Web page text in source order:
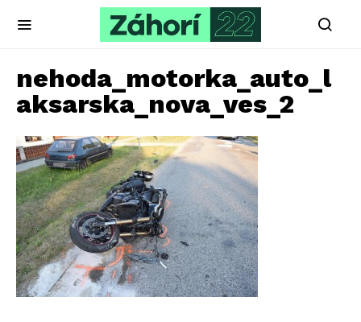
nehoda_motorka_auto_l
aksarska_nova_ves_2